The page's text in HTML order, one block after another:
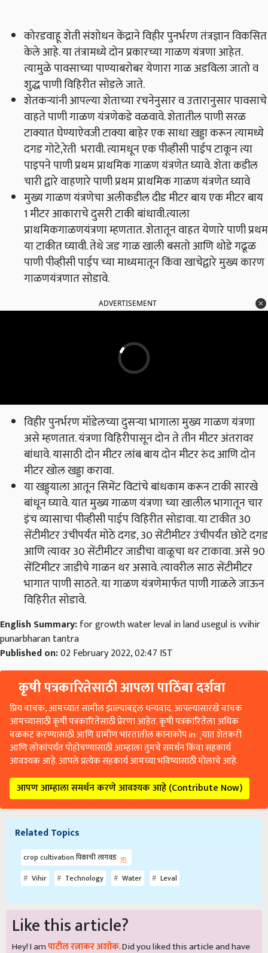
कोरडवाहू शेती संशोधन केंद्राने विहीर पुनर्भरण तंत्रज्ञान विकसित
केले आहे. या तंत्रामध्ये दोन प्रकारच्या गाळण यंत्रणा आहेत.
त्यामुळे पावसाच्या पाण्याबरोबर येणारा गाळ अडविला जातो व
शुद्ध पाणी विहिरीत सोडले जाते.
शेतकऱ्यांनी आपल्या शेताच्या रचनेनुसार व उतारानुसार पावसाचे
वाहते पाणी गाळण यंत्रणेकडे वळवावे. शेतातील पाणी सरळ
टाक्यात घेण्याऐवजी टाक्या बाहेर एक साधा खड्डा करून त्यामध्ये
दगड गोटे,रेती भरावी. त्यामधून एक पीव्हीसी पाईप टाकून त्या
पाइपने पाणी प्रथम प्राथमिक गाळण यंत्रणेत घ्यावे. शेता कडील
चारी द्वारे वाहणारे पाणी प्रथम प्राथमिक गाळण यंत्रणेत घ्यावे
मुख्य गाळण यंत्रणेचा अलीकडील दीड मीटर बाय एक मीटर बाय
1 मीटर आकाराचे दुसरी टाकी बांधावी.त्याला
प्राथमिकगाळणयंत्रणा म्हणतात. शेतातून वाहत येणारे पाणी प्रथम
या टाकीत घ्यावी. तेथे जड गाळ खाली बसतो आणि थोडे गढूळ
पाणी पीव्हीसी पाईप च्या माध्यमातून किंवा खाचेद्वारे मुख्य कारण
गाळणयंत्रणात सोडावे.
ADVERTISEMENT
विहीर पुनर्भरण मॉडेलच्या दुसर्‍या भागाला मुख्य गाळण यंत्रणा
असे म्हणतात. यंत्रणा विहिरीपासून दोन ते तीन मीटर अंतरावर
बांधावे. यासाठी दोन मीटर लांब बाय दोन मीटर रुंद आणि दोन
मीटर खोल खड्डा करावा.
या खड्ड्याला आतून सिमेंट विटांचे बांधकाम करून टाकी सारखे
बांधून घ्यावे. यात मुख्य गाळण यंत्रणा च्या खालील भागातून चार
इंच व्यासाचा पीव्हीसी पाईप विहिरीत सोडावा. या टाकीत 30
सेंटीमीटर उंचीपर्यंत मोठे दगड, 30 सेंटीमीटर उंचीपर्यंत छोटे दगड
आणि त्यावर 30 सेंटीमीटर जाडीचा वाळूचा थर टाकावा. असे 90
सेंटिमीटर जाडीचे गाळन थर असावे. त्यावरील साठ सेंटीमीटर
भागात पाणी साठते. या गाळण यंत्रणेमार्फत पाणी गाळले जाऊन
विहिरीत सोडावे.
English Summary:for growth water leval in land usegul is vvihir
punarbharan tantra
Published on:02 February 2022, 02:47 IST
कृषी पत्रकारितेसाठी आपला पाठिंबा दर्शवा
प्रिय वाचक, आमच्यात सामील झाल्याबद्दल धन्यवाद. आपल्यासारखे वाचक
आमच्यासाठी कृषी पत्रकारितेसाठी प्रेरणा आहेत. कृषी पत्रकारितेला अधिक
बळकट करण्यासाठी आणि ग्रामीण भारतातील कानाकोप in्यात शेतकरी
आणि लोकांपर्यंत पोहोचण्यासाठी आम्हाला तुमचे समर्थन किंवा सहकार्य
आवश्यक आहे. आपले प्रत्येक सहकार्य आमच्या भविष्यासाठी मोलाचे आहे.
आपण आम्हाला समर्थन करणे आवश्यक आहे (Contribute Now)
Related Topics
crop cultivation पिकाची लागवड
Vihir
Technology Water Leval
Like this article?
Hey! I amपाटील रत्नाकर अशोक. Did you liked this article and have